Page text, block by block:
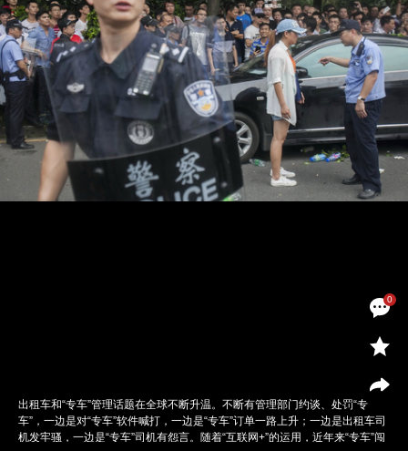
0
出租车和“专车”管理话题在全球不断升温。不断有管理部门约谈、处罚“专
车”，一边是对“专车”软件喊打，一边是“专车”订单一路上升；一边是出租车司
机发牢骚，一边是“专车”司机有怨言。随着“互联网+”的运用，近年来“专车”闯